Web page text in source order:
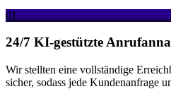
01
24/7 KI-gestützte
Wir stellten eine vollständige
sicher, sodass jede Kundenanfrage